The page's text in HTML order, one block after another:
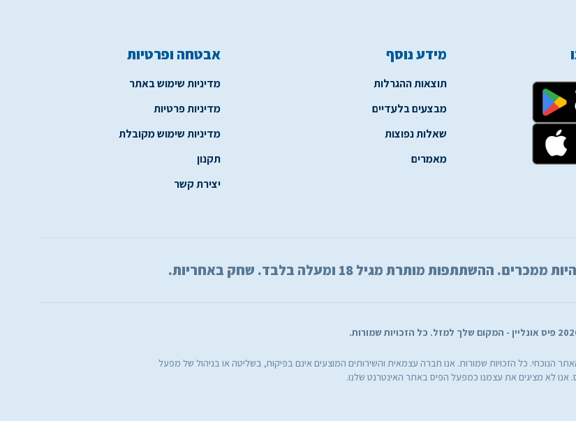
מידע נוסף
תוצאות ההגרלות
מבצעים בלעדיים
שאלות נפוצות
מאמרים
אבטחה ופרטיות
מדיניות שימוש באתר
מדיניות פרטיות
מדיניות שימוש מקובלת
תקנון
יצירת קשר
מותרת מגיל 18 ומעלה בלבד. שחק באחריות.
הנוכחי. כל הזכויות שמורות. אנו חברה עצמאית והשירותים המוצעים אינם בפיקוח, בשליטה או בניהול של מפעל
אנו לא מציגים את עצמנו כמפעל הפיס באתר האינטרנט שלנו.